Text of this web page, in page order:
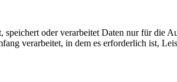
oder verarbeitet Daten nur für die
verarbeitet, in dem es erforderlich ist,